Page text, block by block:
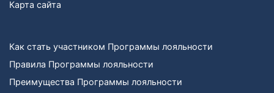
Карта сайта
Как стать участником Программы лояльности
Правила Программы лояльности
Преимущества Программы лояльности